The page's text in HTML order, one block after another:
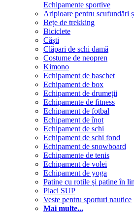
Echipamente sportive
Aripioare pentru scufundări
Bețe de trekking
Biciclete
Căști
Clăpari de schi damă
Costume de neopren
Kimono
Echipament de baschet
Echipament de box
Echipament de drumeții
Echipamente de fitness
Echipament de fotbal
Echipament de înot
Echipament de schi
Echipament de schi fond
Echipament de snowboard
Echipamente de tenis
Echipament de volei
Echipament de yoga
Patine cu rotile și patine în
Placi SUP
Veste pentru sporturi nautice
Mai multe...